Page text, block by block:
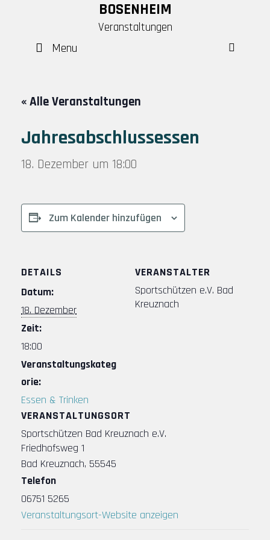
content
BOSENHEIM
Veranstaltungen
Menu
« Alle Veranstaltungen
Jahresabschlussessen
18. Dezember um 18:00
Zum Kalender hinzufügen
DETAILS
Datum:
18. Dezember
Zeit:
18:00
Veranstaltungskateg
orie:
Essen & Trinken
VERANSTALTUNGSORT
Sportschützen Bad Kreuznach e.V.
Friedhofsweg 1
Bad Kreuznach, 55545
Telefon
06751 5265
Veranstaltungsort-Website anzeigen
VERANSTALTER
Sportschützen e.V. Bad
Kreuznach